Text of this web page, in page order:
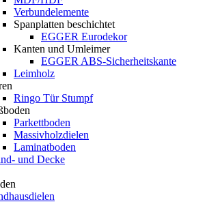
Verbundelemente
Spanplatten beschichtet
EGGER Eurodekor
Kanten und Umleimer
EGGER ABS-Sicherheitskante
Leimholz
Ringo Tür Stumpf
Parkettboden
Massivholzdielen
Laminatboden
und Decke